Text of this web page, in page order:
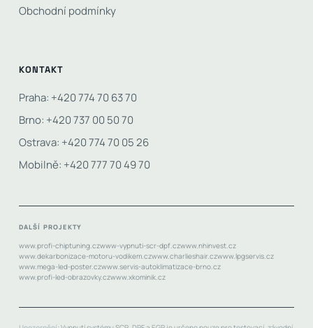
Obchodní podmínky
KONTAKT
Praha: +420 774 70 63 70
Brno: +420 737 00 50 70
Ostrava: +420 774 70 05 26
Mobilně: +420 777 70 49 70
DALŠÍ PROJEKTY
www.profi-chiptuning.czwww-vypnuti-scr-dpf.czwww.nhinvest.cz
www.dekarbonizace-motoru-vodikem.czwww.charlieshair.czwww.lpgservis.cz
www.mega-led-poster.czwww.servis-autoklimatizace-brno.cz
www.profi-led-obrazovky.czwww.xkominik.cz